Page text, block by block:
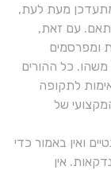
מעת לעת,
עם זאת,
ומפרסמים
משהו. כל ההורים
לתקופה
של
ואין באמור כדי
אין